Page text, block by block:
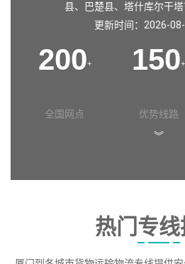
县、 巴楚县、 塔什库尔干
更新时间：2026-
200+
全国网点
150+
优势线路
︾
热门专